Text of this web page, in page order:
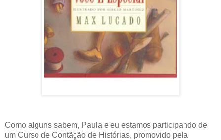
Como alguns sabem, Paula e eu estamos participando de
um Curso de Contãção de Histórias, promovido pela